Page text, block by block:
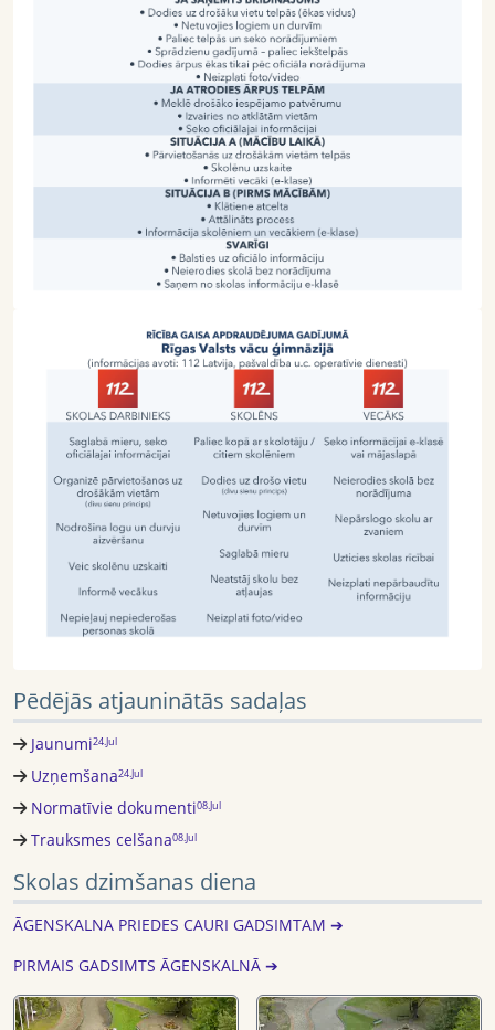
Pēdējās atjauninātās sadaļas
Jaunumi24.Jul
Uzņemšana24.Jul
Normatīvie dokumenti08.Jul
Trauksmes celšana08.Jul
Skolas dzimšanas diena
ĀGENSKALNA PRIEDES CAURI GADSIMTAM ➔
PIRMAIS GADSIMTS ĀGENSKALNĀ ➔